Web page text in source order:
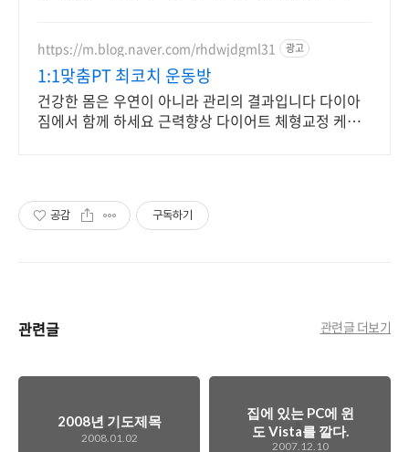
https://m.blog.naver.com/rhdwjdgml31 광고
1:1맞춤PT 최코치 운동방
건강한 몸은 우연이 아니라 관리의 결과입니다 다이아
짐에서 함께 하세요 근력향상 다이어트 체형교정 케어
공감 구독하기
관련글 관련글 더보기
2008년 기도제목
2008.01.02
집에 있는 PC에 윈
도 Vista를 깔다.
2007.12.10